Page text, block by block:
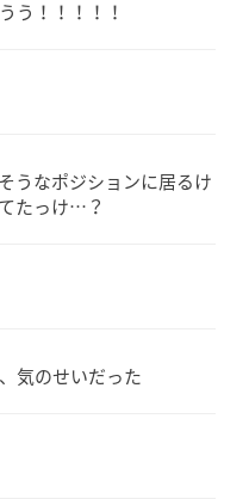
う！！！！！
うなポジションに居るけ
たっけ…？
気のせいだった